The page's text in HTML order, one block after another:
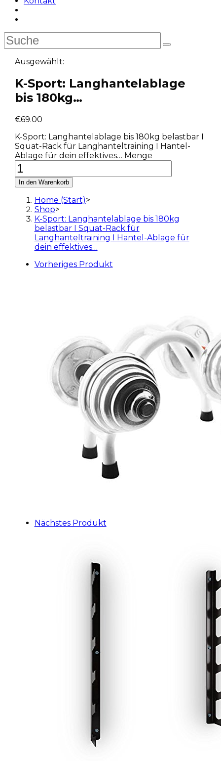
Ausgewählt:
K-Sport: Langhantelablage
bis 180kg…
€69.00
K-Sport: Langhantelablage bis 180kg belastbar I
Squat-Rack für Langhanteltraining I Hantel-
Ablage für dein effektives… Menge
In den Warenkorb
Home (Start)>
Shop>
K-Sport: Langhantelablage bis 180kg
belastbar I Squat-Rack für
Langhanteltraining I Hantel-Ablage für
dein effektives…
Vorheriges Produkt
Nächstes Produkt